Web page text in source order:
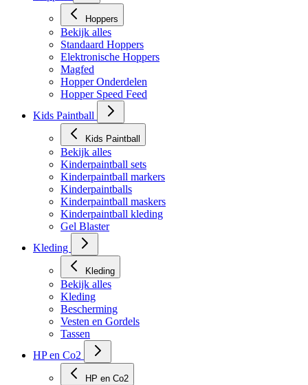
Hoppers
Bekijk alles
Standaard Hoppers
Elektronische Hoppers
Magfed
Hopper Onderdelen
Hopper Speed Feed
Kids Paintball
Kids Paintball
Bekijk alles
Kinderpaintball sets
Kinderpaintball markers
Kinderpaintballs
Kinderpaintball maskers
Kinderpaintball kleding
Gel Blaster
Kleding
Kleding
Bekijk alles
Kleding
Bescherming
Vesten en Gordels
Tassen
HP en Co2
HP en Co2